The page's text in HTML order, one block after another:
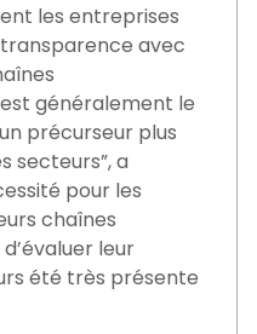
les entreprises
avec
généralement le
précurseur plus
secteurs”, a
pour les
chaînes
leur
été très présente